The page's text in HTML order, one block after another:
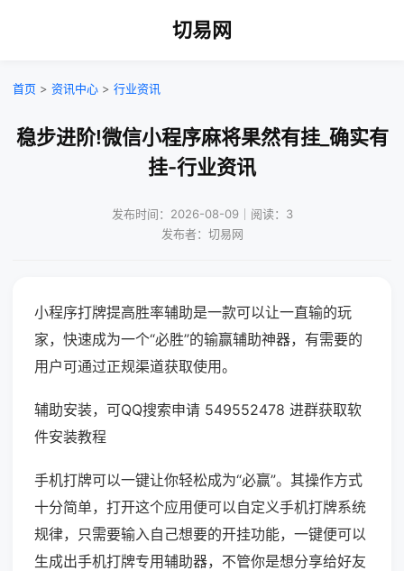
切易网
首页 > 资讯中心 > 行业资讯
稳步进阶!微信小程序麻将果然有挂_确实有
挂-行业资讯
发布时间：2026-08-09｜阅读：3
发布者：切易网
小程序打牌提高胜率辅助是一款可以让一直输的玩
家，快速成为一个“必胜”的输赢辅助神器，有需要的
用户可通过正规渠道获取使用。
辅助安装，可QQ搜索申请 549552478 进群获取软
件安装教程
手机打牌可以一键让你轻松成为“必赢”。其操作方式
十分简单，打开这个应用便可以自定义手机打牌系统
规律，只需要输入自己想要的开挂功能，一键便可以
生成出手机打牌专用辅助器，不管你是想分享给好友